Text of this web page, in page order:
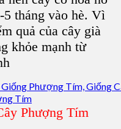
tháng vào hè. Vì
quả của cây già
khỏe mạnh từ
Phượng Tím